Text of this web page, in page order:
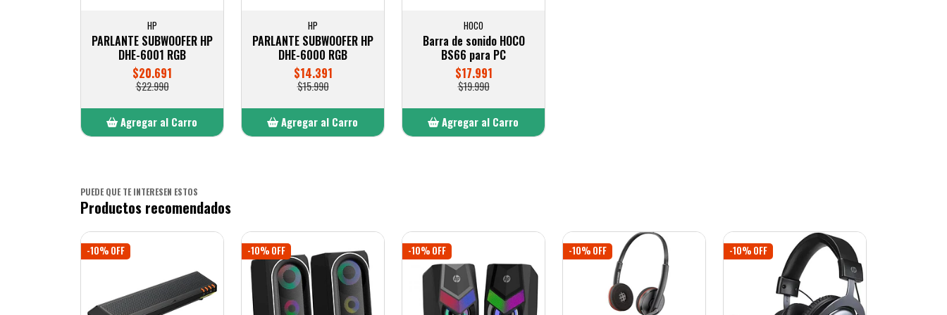
HP
PARLANTE SUBWOOFER HP
DHE-6001 RGB
$20.691
$22.990
Agregar al Carro
HP
PARLANTE SUBWOOFER HP
DHE-6000 RGB
$14.391
$15.990
Agregar al Carro
HOCO
Barra de sonido HOCO
BS66 para PC
$17.991
$19.990
Agregar al Carro
PUEDE QUE TE INTERESEN ESTOS
Productos recomendados
-10% OFF -10% OFF -10% OFF -10% OFF -10% OFF